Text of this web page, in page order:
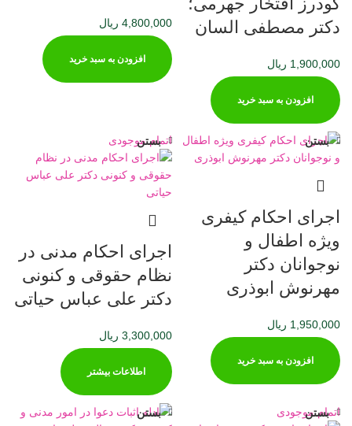
دکتر مصطفی السان
1,900,000 ریال
افزودن به سبد خرید
4,800,000 ریال
افزودن به سبد خرید
بستن
اجرای احکام کیفری
ویژه اطفال و
نوجوانان دکتر
مهرنوش ابوذری
1,950,000 ریال
افزودن به سبد خرید
اتمام موجودی
بستن
اجرای احکام مدنی در
نظام حقوقی و کنونی
دکتر علی عباس حیاتی
3,300,000 ریال
اطلاعات بیشتر
اتمام موجودی
بستن بستن